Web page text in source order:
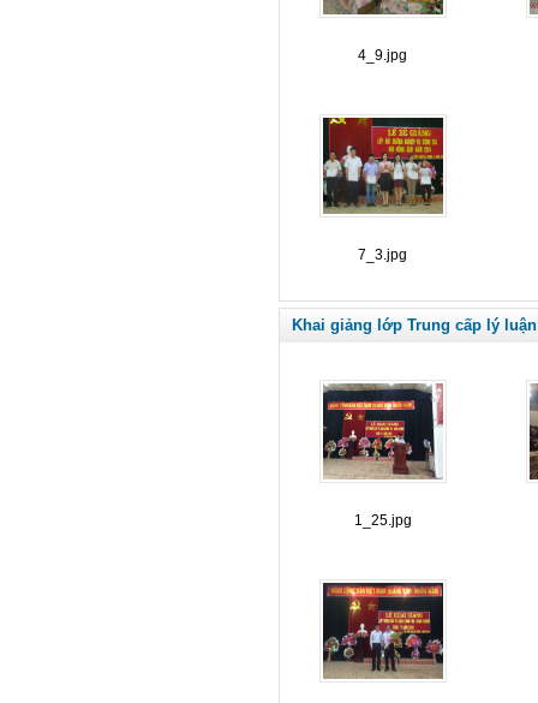
4_9.jpg
7_3.jpg
Khai giảng lớp Trung cấp lý
1_25.jpg